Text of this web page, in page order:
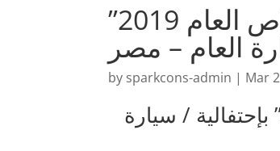
كينج لونج إيجيبت تحصد لقب “مايكروباص العام 2019”
العام – مصر
by sparkcons-admin | Mar
لونج إيجيبت تحصد لقب “مايكروباص العام 2019” بإحتفالية / سيارة